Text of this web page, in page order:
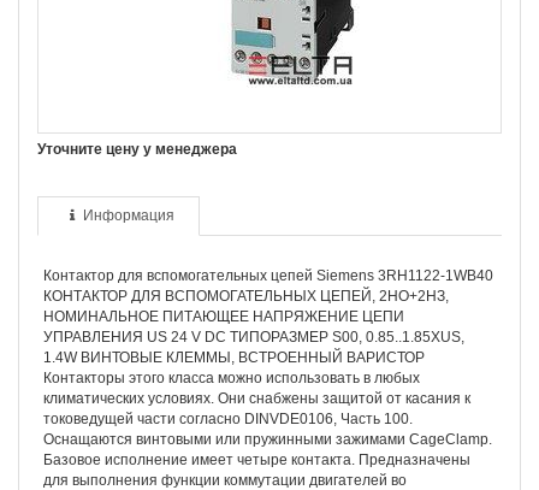
Уточните цену у менеджера
Информация
Контактор для вспомогательных цепей Siemens 3RH1122-1WB40
КОНТАКТОР ДЛЯ ВСПОМОГАТЕЛЬНЫХ ЦЕПЕЙ, 2НО+2НЗ,
НОМИНАЛЬНОЕ ПИТАЮЩЕЕ НАПРЯЖЕНИЕ ЦЕПИ
УПРАВЛЕНИЯ US 24 V DC ТИПОРАЗМЕР S00, 0.85..1.85XUS,
1.4W ВИНТОВЫЕ КЛЕММЫ, ВСТРОЕННЫЙ ВАРИСТОР
Контакторы этого класса можно использовать в любых
климатических условиях. Они снабжены защитой от касания к
токоведущей части согласно DINVDE0106, Часть 100.
Оснащаются винтовыми или пружинными зажимами CageClamp.
Базовое исполнение имеет четыре контакта. Предназначены
для выполнения функции коммутации двигателей во